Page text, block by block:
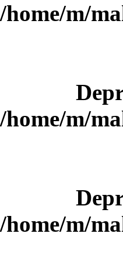
/home/m/
/home/m/
/home/m/